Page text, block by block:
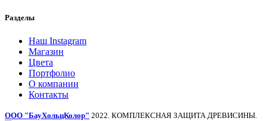
Разделы
Наш Instagram
Магазин
Цвета
Портфолио
О компании
Контакты
ООО "БауХольцКолор" 2022. КОМПЛЕКСНАЯ ЗАЩИТА ДРЕВИСИНЫ.